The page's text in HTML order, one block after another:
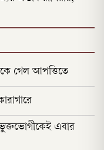
গেল আপত্তিতে
ভুক্তভোগীকেই এবার